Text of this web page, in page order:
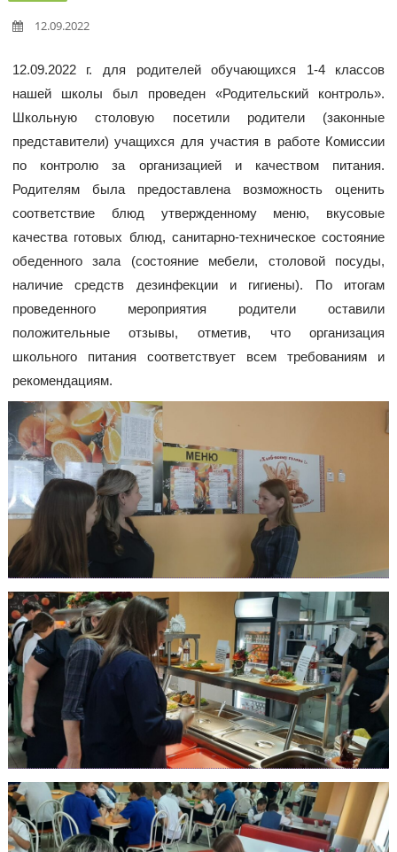
12.09.2022
12.09.2022 г. для родителей обучающихся 1-4 классов
нашей школы был проведен «Родительский контроль».
Школьную столовую посетили родители (законные
представители) учащихся для участия в работе Комиссии
по контролю за организацией и качеством питания.
Родителям была предоставлена возможность оценить
соответствие блюд утвержденному меню, вкусовые
качества готовых блюд, санитарно-техническое состояние
обеденного зала (состояние мебели, столовой посуды,
наличие средств дезинфекции и гигиены). По итогам
проведенного мероприятия родители оставили
положительные отзывы, отметив, что организация
школьного питания соответствует всем требованиям и
рекомендациям.